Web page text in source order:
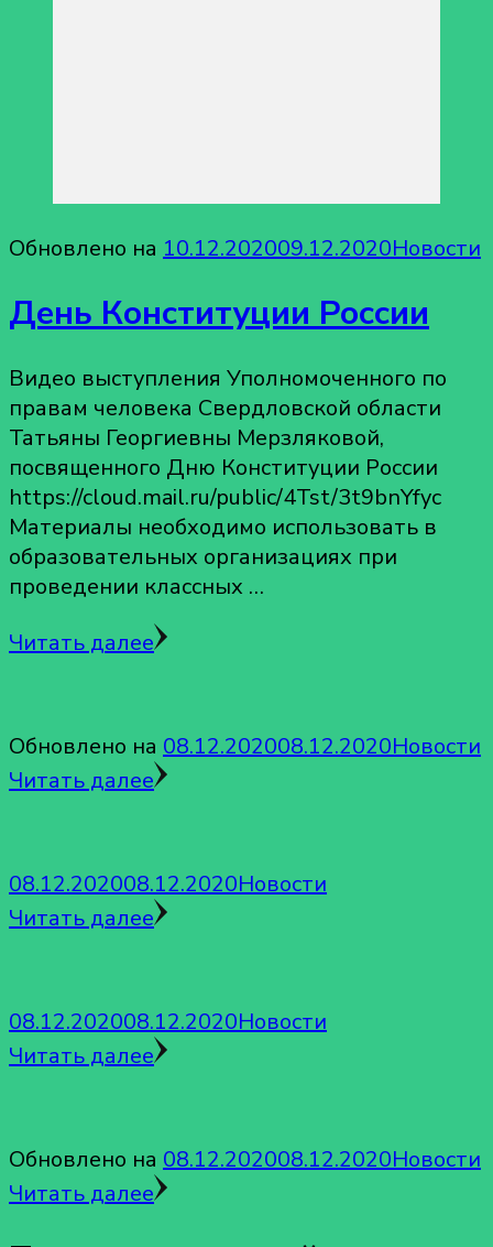
Обновлено на 10.12.202009.12.2020Новости
День Конституции России
Видео выступления Уполномоченного по
правам человека Свердловской области
Татьяны Георгиевны Мерзляковой,
посвященного Дню Конституции России
https://cloud.mail.ru/public/4Tst/3t9bnYfyc
Материалы необходимо использовать в
образовательных организациях при
проведении классных …
Читать далее
Обновлено на 08.12.202008.12.2020Новости
Читать далее
08.12.202008.12.2020Новости
Читать далее
08.12.202008.12.2020Новости
Читать далее
Обновлено на 08.12.202008.12.2020Новости
Читать далее